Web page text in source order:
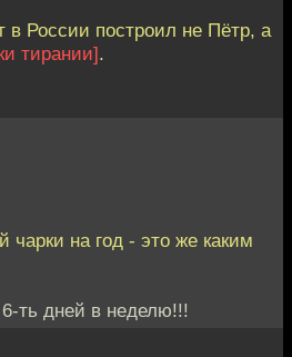
в России построил не Пётр, а
тирании].
чарки на год - это же каким
ть дней в неделю!!!